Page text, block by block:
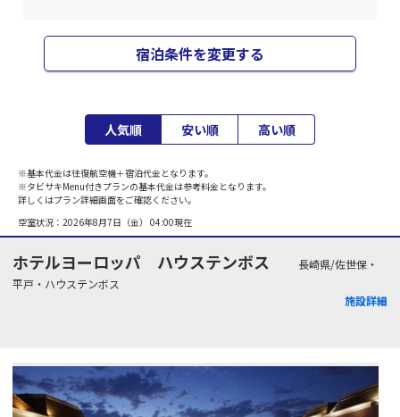
宿泊条件を変更する
人気順 安い順 高い順
※基本代金は往復航空機＋宿泊代金となります。
※タビサキMenu付きプランの基本代金は参考料金となります。
詳しくはプラン詳細画面をご確認ください。
空室状況： 2026年8月7日（金） 04:00現在
ホテルヨーロッパ ハウステンボス
長崎県/佐世保・
平戸・ハウステンボス
施設詳細